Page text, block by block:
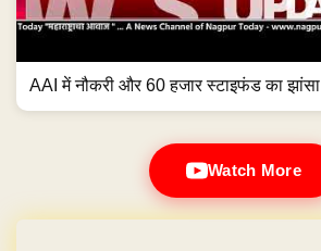
AAI में नौकरी और 60 हजार स्टाइफंड का झांसा
Watch More